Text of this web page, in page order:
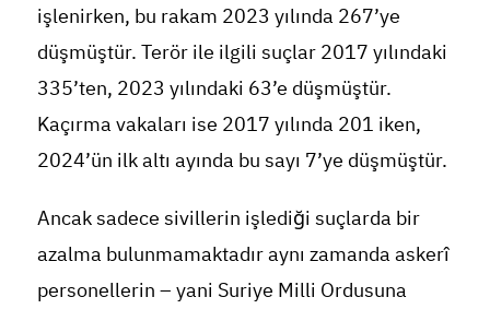
işlenirken, bu rakam 2023 yılında 267’ye
düşmüştür. Terör ile ilgili suçlar 2017 yılındaki
335’ten, 2023 yılındaki 63’e düşmüştür.
Kaçırma vakaları ise 2017 yılında 201 iken,
2024’ün ilk altı ayında bu sayı 7’ye düşmüştür.
Ancak sadece sivillerin işlediği suçlarda bir
azalma bulunmamaktadır aynı zamanda askerî
personellerin – yani Suriye Milli Ordusuna